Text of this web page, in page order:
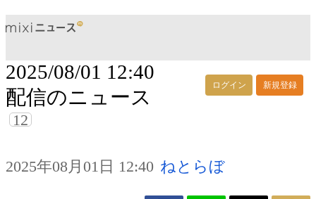
ログイン 新規登録
2025/08/01 12:40
配信のニュース
12
2025年08月01日 12:40 ねとらぼ